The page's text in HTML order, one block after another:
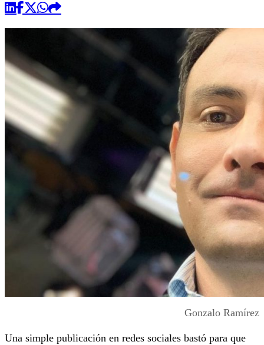
Gonzalo Ramírez
Una simple publicación en redes sociales bastó para que